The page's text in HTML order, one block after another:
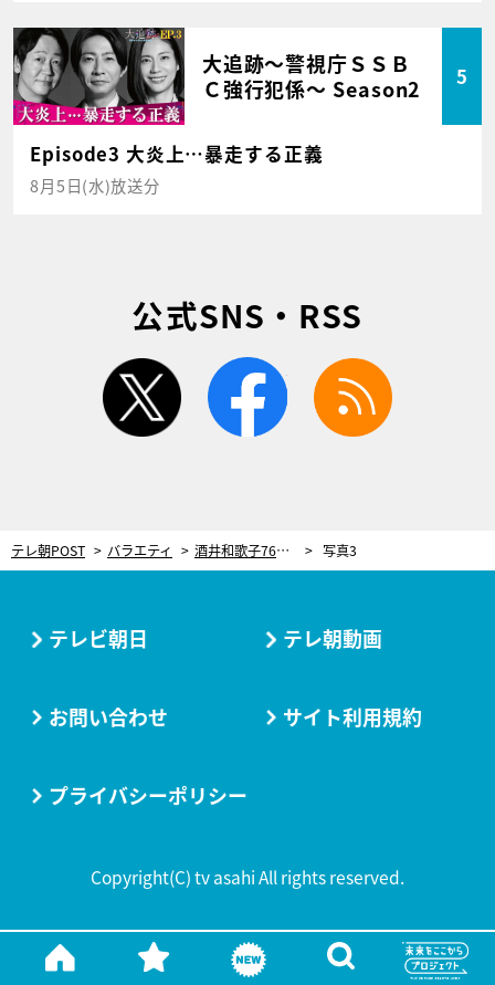
大追跡～警視庁ＳＳＢ
Ｃ強行犯係～ Season2
5
Episode3 大炎上…暴走する正義
8月5日(水)放送分
公式SNS・RSS
twitter facebook
テレ朝POST バラエティ 酒井和歌子76歳、終活の一環で思い出の写真を整理。親友・柏木由紀子と撮った10代の写真も 写真3
テレビ朝日 テレ朝動画
お問い合わせ サイト利用規約
プライバシーポリシー
Copyright(C) tv asahi All rights reserved.